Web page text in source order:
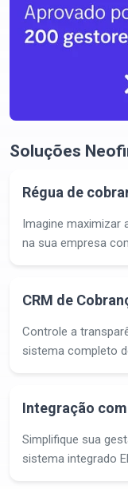
Soluções
Régua de
Imagine maximizar
na sua empresa
CRM de
Controle a
sistema completo
Integração com
Simplifique sua
sistema integrado